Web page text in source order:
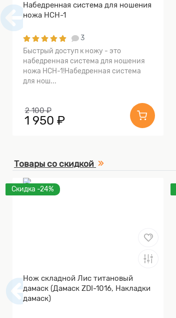
Набедренная система для ношения
ножа НСН-1
3
Быстрый доступ к ножу - это
набедренная система для ношения
ножа НСН-1!Набедренная система
для нош...
2 100 ₽
1 950 ₽
Товары со скидкой
Скидка -24%
Нож складной Лис титановый
дамаск (Дамаск ZDI-1016, Накладки
дамаск)